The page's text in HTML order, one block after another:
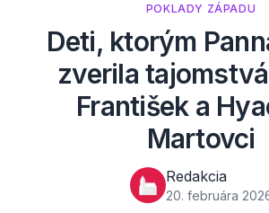
POKLADY ZÁPADU
Deti, ktorým
zverila
František a
Martovci
Redakcia
20. februára